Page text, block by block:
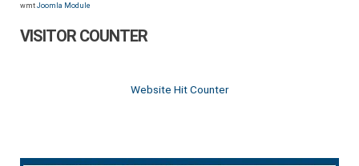
wmt Joomla Module
VISITOR COUNTER
Website Hit Counter